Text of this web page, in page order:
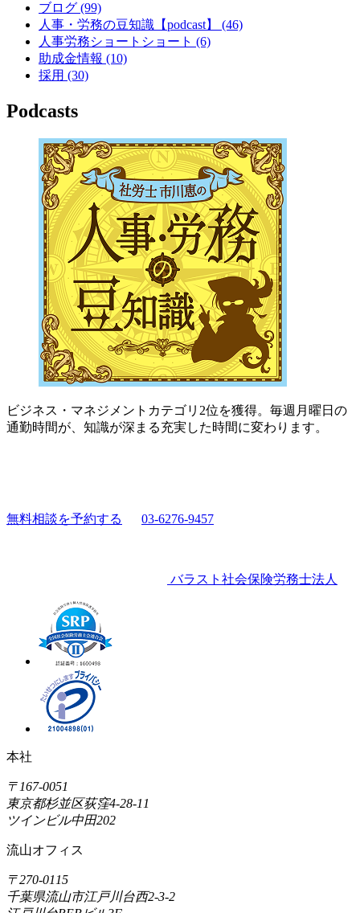
ブログ (99)
人事・労務の豆知識【podcast】 (46)
人事労務ショートショート (6)
助成金情報 (10)
採用 (30)
Podcasts
ビジネス・マネジメントカテゴリ2位を獲得。毎週月曜日の
通勤時間が、知識が深まる充実した時間に変わります。
無料相談を予約する 03-6276-9457
バラスト社会保険労務士法人
本社
〒167-0051
東京都杉並区荻窪4-28-11
ツインビル中田202
流山オフィス
〒270-0115
千葉県流山市江戸川台西2-3-2